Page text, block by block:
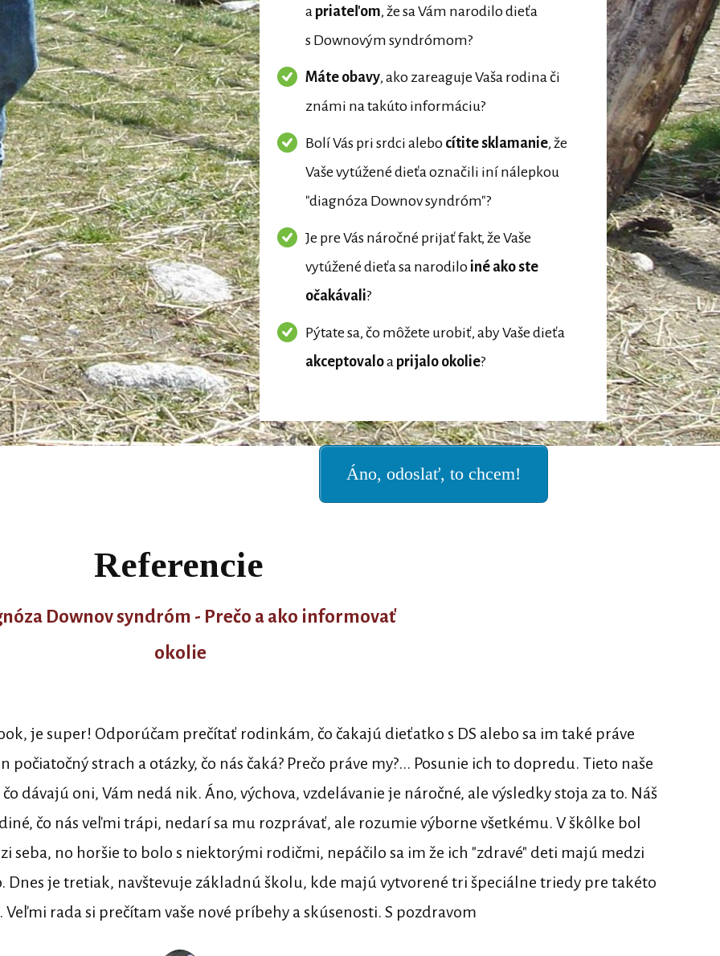
a priateľom, že sa Vám narodilo dieťa
s Downovým syndrómom?
Máte obavy, ako zareaguje Vaša rodina či
známi na takúto informáciu?
Bolí Vás pri srdci alebo cítite sklamanie, že
Vaše vytúžené dieťa označili iní nálepkou
"diagnóza Downov syndróm"?
Je pre Vás náročné prijať fakt, že Vaše
vytúžené dieťa sa narodilo iné ako ste
očakávali?
Pýtate sa, čo môžete urobiť, aby Vaše dieťa
akceptovaloa prijalo okolie?
Áno, odoslať, to chcem!
Referencie
Downov syndróm - Prečo a ako informovať
okolie
je super! Odporúčam prečítať rodinkám, čo čakajú dieťatko s DS alebo sa im také práve
strach a otázky, čo nás čaká? Prečo práve my?... Posunie ich to dopredu. Tieto naše
dávajú oni, Vám nedá nik. Áno, výchova, vzdelávanie je náročné, ale výsledky stoja za to. Náš
čo nás veľmi trápi, nedarí sa mu rozprávať, ale rozumie výborne všetkému. V škôlke bol
seba, no horšie to bolo s niektorými rodičmi, nepáčilo sa im že ich "zdravé" deti majú medzi
Dnes je tretiak, navštevuje základnú školu, kde majú vytvorené tri špeciálne triedy pre takéto
Veľmi rada si prečítam vaše nové príbehy a skúsenosti. S pozdravom